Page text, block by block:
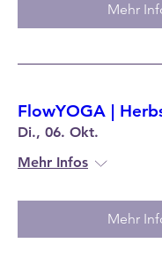
Mehr
FlowYOGA |
Di., 06. Okt.
Mehr Infos
Mehr